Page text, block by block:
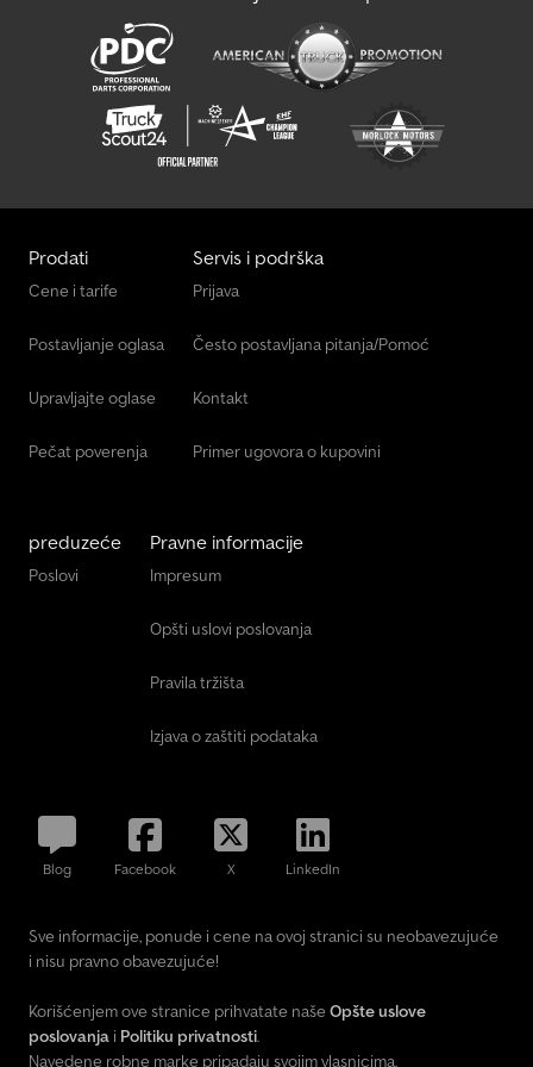
Prodati
Cene i tarife
Postavljanje oglasa
Upravljajte oglase
Pečat poverenja
Servis i podrška
Prijava
Često postavljana pitanja/Pomoć
Kontakt
Primer ugovora o kupovini
preduzeće
Poslovi
Pravne informacije
Impresum
Opšti uslovi poslovanja
Pravila tržišta
Izjava o zaštiti podataka
Blog Facebook X LinkedIn
Sve informacije, ponude i cene na ovoj stranici su neobavezujuće
i nisu pravno obavezujuće!
Korišćenjem ove stranice prihvatate naše Opšte uslove
poslovanja i Politiku privatnosti.
Navedene robne marke pripadaju svojim vlasnicima.